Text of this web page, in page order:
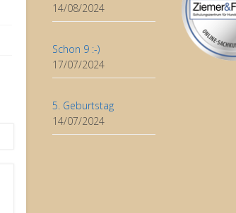
14/08/2024
Schon 9 :-)
17/07/2024
5. Geburtstag
14/07/2024